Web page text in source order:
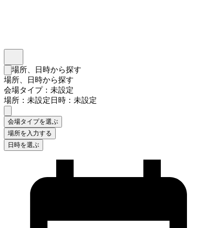
検索フォームを閉じる
場所、日時から探す
場所、日時から探す
会場タイプ：未設定
場所：未設定日時：未設定
会場タイプを選ぶ
場所を入力する
日時を選ぶ